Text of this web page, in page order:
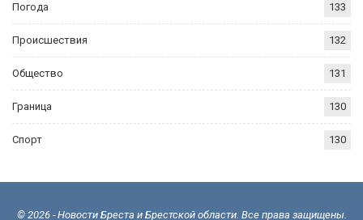
Погода 133
Происшествия 132
Общество 131
Граница 130
Спорт 130
© 2026 - Новости Бреста и Брестской области. Все права защищены.